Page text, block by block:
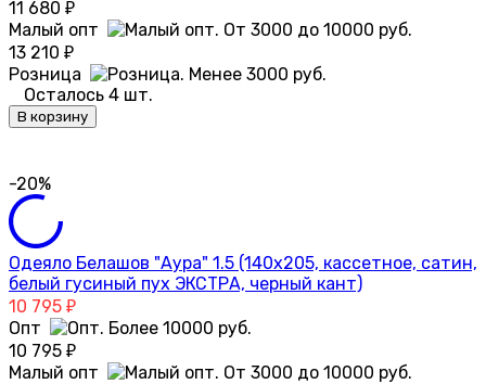
11 680 ₽
Малый опт
13 210 ₽
Розница
Осталось 4 шт.
В корзину
-20%
Одеяло Белашов "Аура" 1.5 (140х205, кассетное, сатин,
белый гусиный пух ЭКСТРА, черный кант)
10 795 ₽
Опт
10 795 ₽
Малый опт